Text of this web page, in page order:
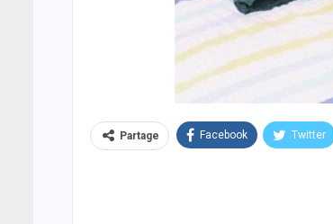
Partage Facebook Twitter